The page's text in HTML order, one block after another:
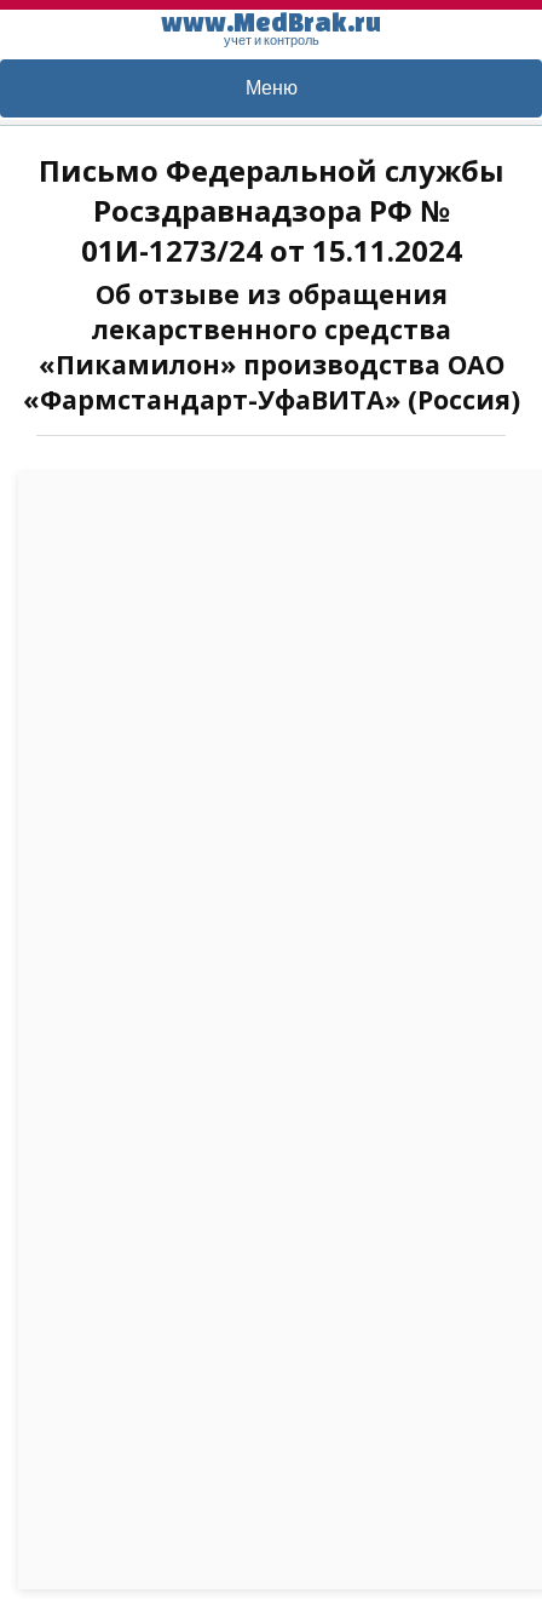
www.MedBrak.ru
учет и контроль
Меню
Письмо Федеральной службы
Росздравнадзора РФ №
01И-1273/24 от 15.11.2024
Об отзыве из обращения
лекарственного средства
«Пикамилон» производства ОАО
«Фармстандарт-УфаВИТА» (Россия)